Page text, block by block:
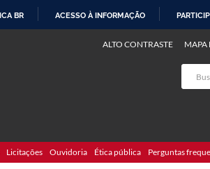
BR ACESSO À INFORMAÇÃO
ALTO CONTRASTE MAPA
Licitações Ouvidoria Ética pública Perguntas